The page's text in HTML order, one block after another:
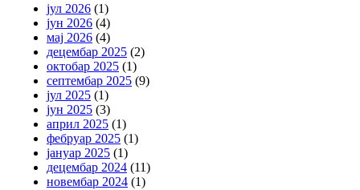
јул 2026 (1)
јун 2026 (4)
мај 2026 (4)
децембар 2025 (2)
октобар 2025 (1)
септембар 2025 (9)
јул 2025 (1)
јун 2025 (3)
април 2025 (1)
фебруар 2025 (1)
јануар 2025 (1)
децембар 2024 (11)
новембар 2024 (1)